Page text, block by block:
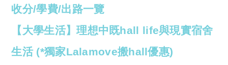
收分/學費/出路一覽
【大學生活】理想中既hall life與現實宿舍
生活 (*獨家Lalamove搬hall優惠)